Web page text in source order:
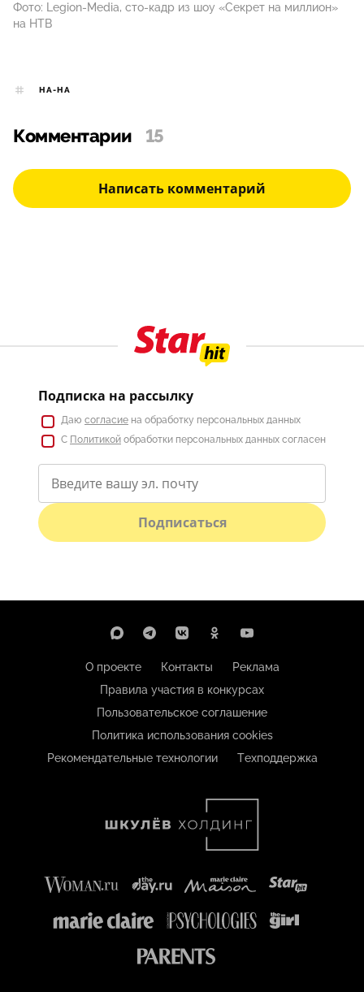
Фото: Legion-Media, сто-кадр из шоу «Секрет на миллион»
на НТВ
НА-НА
Комментарии 15
Написать комментарий
Подписка на рассылку
Даю согласие на обработку персональных данных
С Политикой обработки персональных данных согласен
Подписаться
О проекте Контакты
Реклама
Правила участия в конкурсах
Пользовательское соглашение
Политика использования cookies
Рекомендательные технологии
Техподдержка